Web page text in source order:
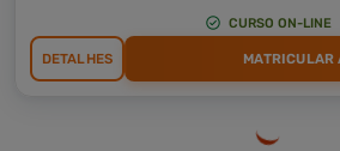
CURSO ON-LINE
DETALHES MATRICULAR